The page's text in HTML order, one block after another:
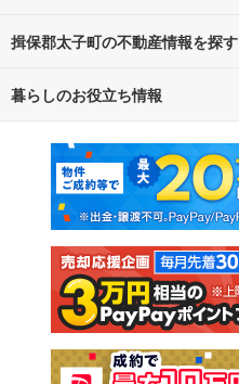
路線・駅から探す
通勤・通学時間から探す
揖保郡太子町の不動産情報を探す
不動産・住宅
新築マンション
新築一戸建て
注文住宅
売却査定
暮らしのお役立ち情報
マンションカタログ